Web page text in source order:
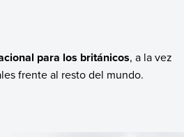
para los británicos, a la vez
frente al resto del mundo.